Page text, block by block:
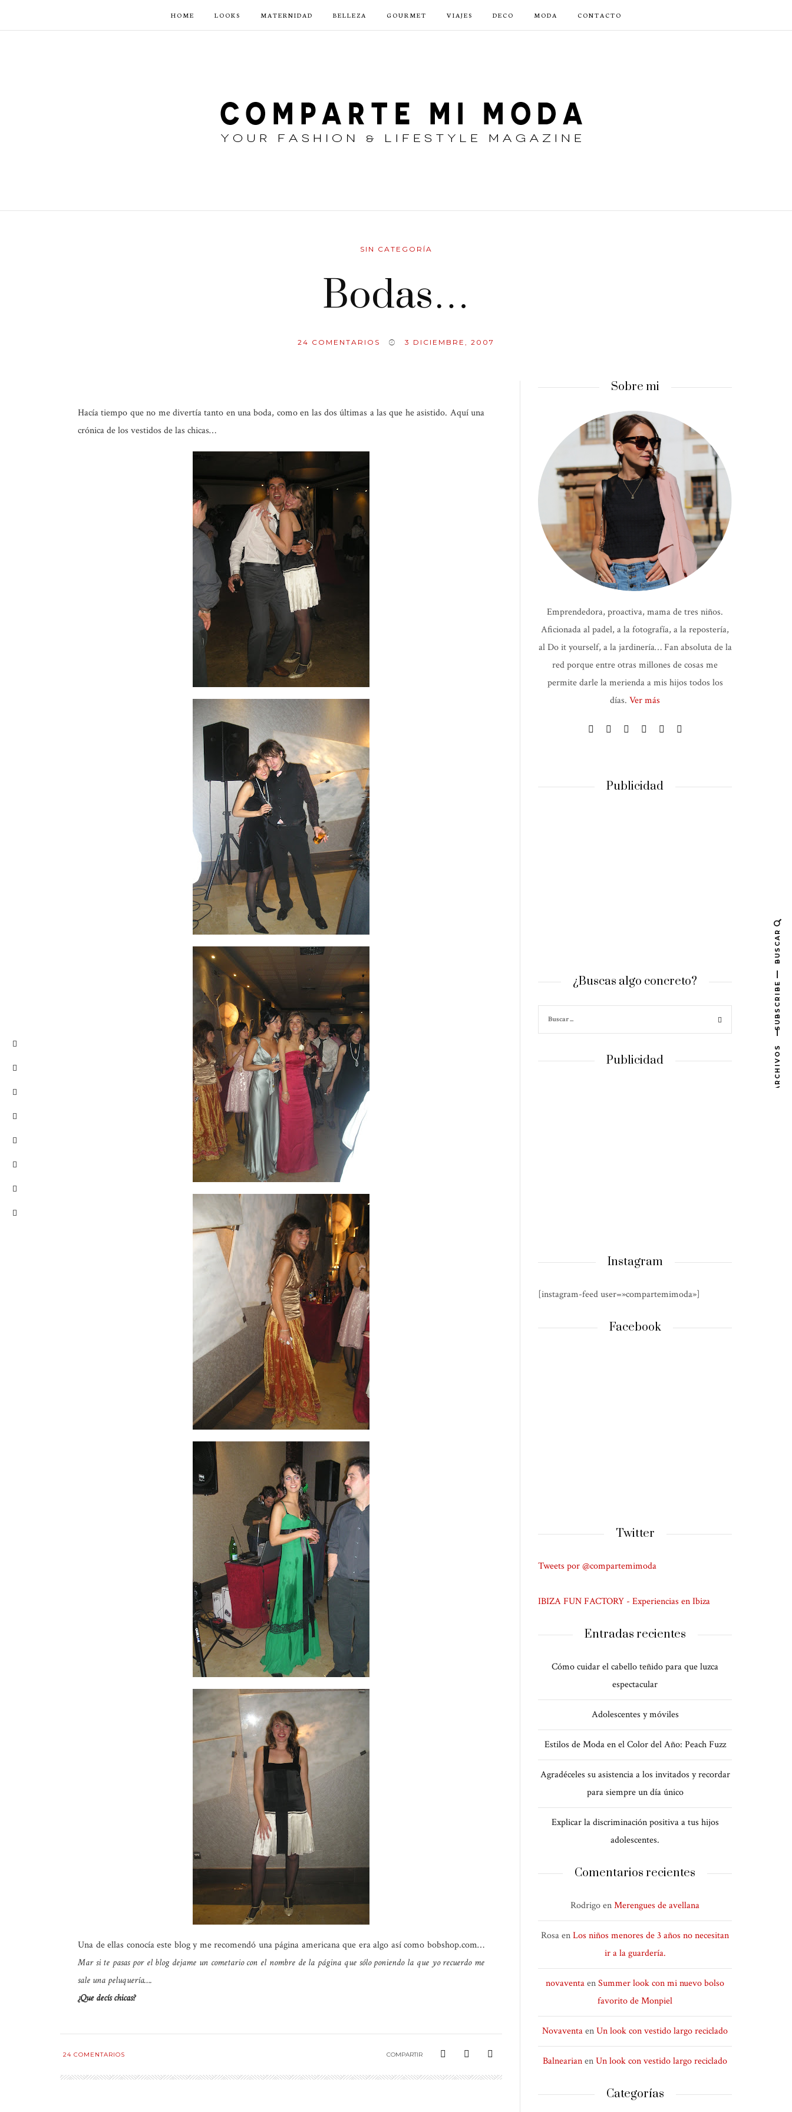
HOME LOOKS MATERNIDAD BELLEZA GOURMET VIAJES DECO MODA CONTACTO
SIN CATEGORÍA
Bodas…
24 COMENTARIOS 3 DICIEMBRE, 2007
Hacía tiempo que no me divertía tanto en una boda, como en las dos últimas a las que he asistido. Aquí una
crónica de los vestidos de las chicas…
Una de ellas conocía este blog y me recomendó una página americana que era algo así como bobshop.com…
Mar si te pasas por el blog dejame un cometario con el nombre de la página que sólo poniendo la que yo recuerdo me
sale una peluquería….
¿Que decís chicas?
24 COMENTARIOS COMPARTIR
Sobre mi
Emprendedora, proactiva, mama de tres niños.
Aficionada al padel, a la fotografía, a la repostería,
al Do it yourself, a la jardinería… Fan absoluta de la
red porque entre otras millones de cosas me
permite darle la merienda a mis hijos todos los
días. Ver más
Publicidad
¿Buscas algo concreto?
Publicidad
Instagram
[instagram-feed user=»compartemimoda»]
Facebook
Twitter
Tweets por @compartemimoda
IBIZA FUN FACTORY - Experiencias en Ibiza
Entradas recientes
Cómo cuidar el cabello teñido para que luzca
espectacular
Adolescentes y móviles
Estilos de Moda en el Color del Año: Peach Fuzz
Agradéceles su asistencia a los invitados y recordar
para siempre un día único
Explicar la discriminación positiva a tus hijos
adolescentes.
Comentarios recientes
RodrigoenMerengues de avellana
RosaenLos niños menores de 3 años no necesitan
ir a la guardería.
novaventaenSummer look con mi nuevo bolso
favorito de Monpiel
NovaventaenUn look con vestido largo reciclado
BalnearianenUn look con vestido largo reciclado
Categorías
BUSCAR
SUBSCRIBE
ARCHIVOS